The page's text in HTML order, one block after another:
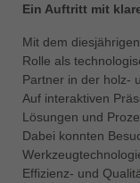
Ein Auftritt mit
Mit dem
Rolle als
Partner in der holz-
Auf interaktiven
Lösungen und
Dabei konnten
Effizienz- und